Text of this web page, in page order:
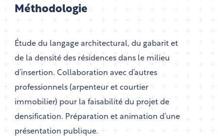
Méthodologie
Étude du langage architectural, du gabarit et
de la densité des résidences dans le milieu
d’insertion. Collaboration avec d’autres
professionnels (arpenteur et courtier
immobilier) pour la faisabilité du projet de
densification. Préparation et animation d’une
présentation publique.